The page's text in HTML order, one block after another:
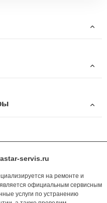
servis.ru
на ремонте и
официальным сервисным
услуги по устранению